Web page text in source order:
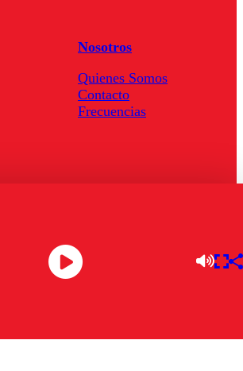
Nosotros
Quienes Somos
Contacto
Frecuencias
Descarga la APP